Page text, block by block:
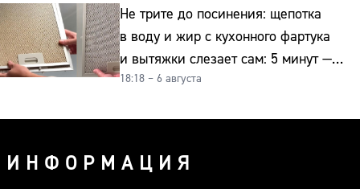
Не трите до посинения: щепотка
в воду и жир с кухонного фартука
и вытяжки слезает сам: 5 минут —
и сверкает как новая
18:18 – 6 августа
ИНФОРМАЦИЯ